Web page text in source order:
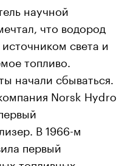
научной
что водород
света и
топливо.
начали сбываться.
Norsk Hydro
В 1966-м
первый